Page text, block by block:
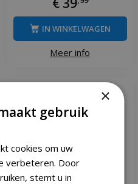
Meer info
IN WINKELWAGEN
×
gebruik
cookies om uw
verbeteren. Door
stemt u in